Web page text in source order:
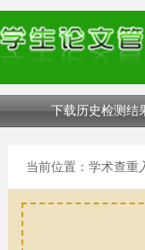
下载历史检测结
当前位置： 学术查重